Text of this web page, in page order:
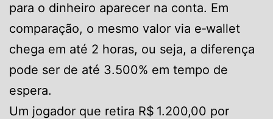
para o dinheiro aparecer na conta. Em
comparação, o mesmo valor via e‑wallet
chega em até 2 horas, ou seja, a diferença
pode ser de até 3.500% em tempo de
espera.
Um jogador que retira R$ 1.200,00 por